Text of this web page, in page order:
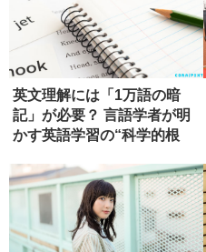
英文理解には「1万語の暗
記」が必要？ 言語学者が明
かす英語学習の“科学的根